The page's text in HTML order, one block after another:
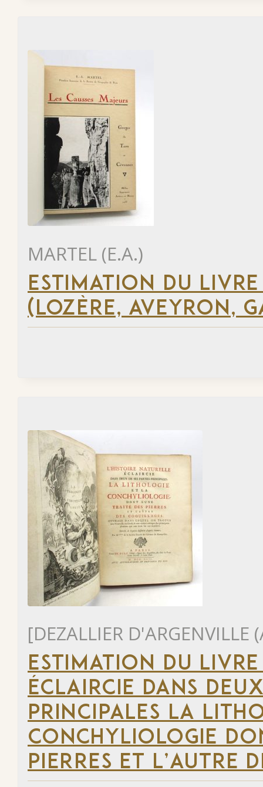
MARTEL (E.A.)
ESTIMATION DU LIVRE
(LOZÈRE, AVEYRON,
[DEZALLIER
ESTIMATION DU
ÉCLAIRCIE DANS
PRINCIPALES LA
CONCHYLIOLOGIE
PIERRES ET L’AUTRE